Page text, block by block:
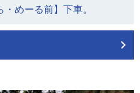
めーる前】下車。